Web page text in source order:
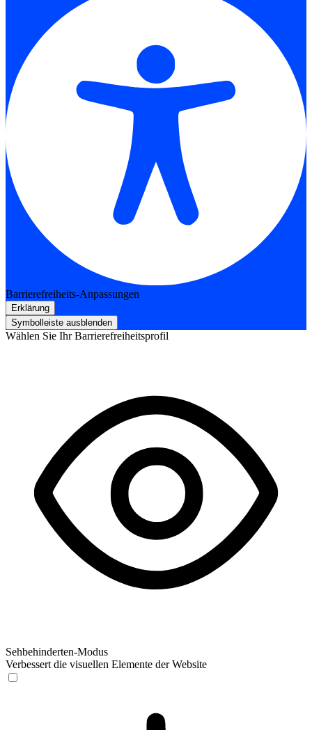
Barrierefreiheits-Anpassungen
Erklärung
Symbolleiste ausblenden
Wählen Sie Ihr Barrierefreiheitsprofil
Sehbehinderten-Modus
Verbessert die visuellen Elemente der Website